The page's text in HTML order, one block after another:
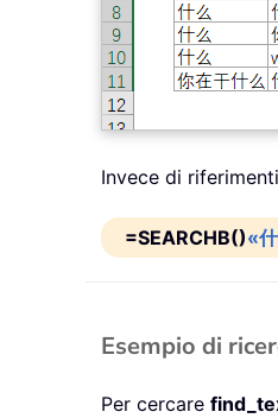
Invece di
=SEARCHB()«
Esempio di
Per cercare